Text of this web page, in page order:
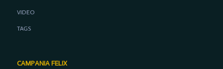
VIDEO
TAGS
CAMPANIA FELIX